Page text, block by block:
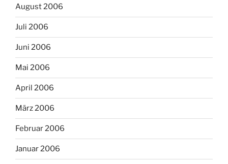
August 2006
Juli 2006
Juni 2006
Mai 2006
April 2006
März 2006
Februar 2006
Januar 2006